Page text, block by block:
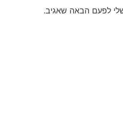
לפעם הבאה שאגיב.